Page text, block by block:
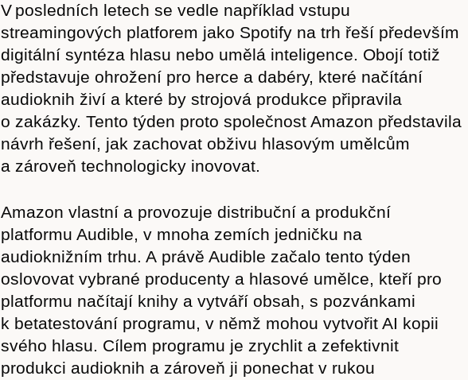
V posledních letech se vedle například vstupu
streamingových platforem jako Spotify na trh řeší především
digitální syntéza hlasu nebo umělá inteligence. Obojí totiž
představuje ohrožení pro herce a dabéry, které načítání
audioknih živí a které by strojová produkce připravila
o zakázky. Tento týden proto společnost Amazon představila
návrh řešení, jak zachovat obživu hlasovým umělcům
a zároveň technologicky inovovat.
Amazon vlastní a provozuje distribuční a produkční
platformu Audible, v mnoha zemích jedničku na
audioknižním trhu. A právě Audible začalo tento týden
oslovovat vybrané producenty a hlasové umělce, kteří pro
platformu načítají knihy a vytváří obsah, s pozvánkami
k betatestování programu, v němž mohou vytvořit AI kopii
svého hlasu. Cílem programu je zrychlit a zefektivnit
produkci audioknih a zároveň ji ponechat v rukou